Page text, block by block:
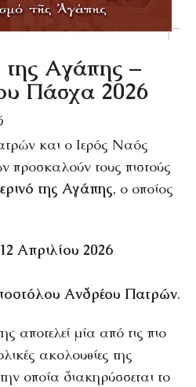
της Αγάπης –
Πάσχα 2026
και ο Ιερός Ναός
τους πιστούς
της Αγάπης, ο οποίος
Απριλίου 2026
Ανδρέου Πατρών.
αποτελεί μία από τις πιο
ακολουθίες της
οποία διακηρύσσεται το